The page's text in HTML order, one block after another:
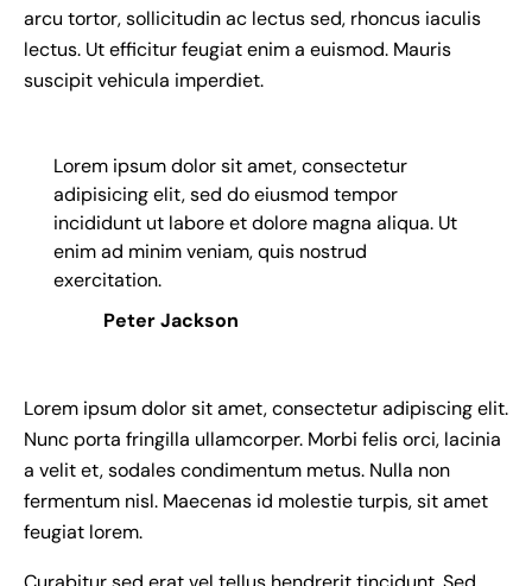
arcu tortor, sollicitudin ac lectus sed, rhoncus iaculis
lectus. Ut efficitur feugiat enim a euismod. Mauris
suscipit vehicula imperdiet.
Lorem ipsum dolor sit amet, consectetur
adipisicing elit, sed do eiusmod tempor
incididunt ut labore et dolore magna aliqua. Ut
enim ad minim veniam, quis nostrud
exercitation.
Peter Jackson
Lorem ipsum dolor sit amet, consectetur adipiscing elit.
Nunc porta fringilla ullamcorper. Morbi felis orci, lacinia
a velit et, sodales condimentum metus. Nulla non
fermentum nisl. Maecenas id molestie turpis, sit amet
feugiat lorem.